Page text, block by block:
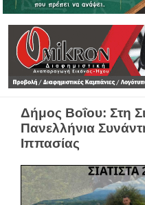
Δήμος Βοΐου: Στη
Πανελλήνια
Ιππασίας